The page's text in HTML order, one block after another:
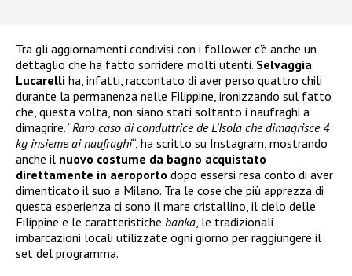
Tra gli aggiornamenti condivisi con i follower c’è anche un
dettaglio che ha fatto sorridere molti utenti. Selvaggia
Lucarelli ha, infatti, raccontato di aver perso quattro chili
durante la permanenza nelle Filippine, ironizzando sul fatto
che, questa volta, non siano stati soltanto i naufraghi a
dimagrire. “Raro caso di conduttrice de L’Isola che dimagrisce 4
kg insieme ai naufraghi“, ha scritto su Instagram, mostrando
anche il nuovo costume da bagno acquistato
direttamente in aeroporto dopo essersi resa conto di aver
dimenticato il suo a Milano. Tra le cose che più apprezza di
questa esperienza ci sono il mare cristallino, il cielo delle
Filippine e le caratteristiche banka, le tradizionali
imbarcazioni locali utilizzate ogni giorno per raggiungere il
set del programma.